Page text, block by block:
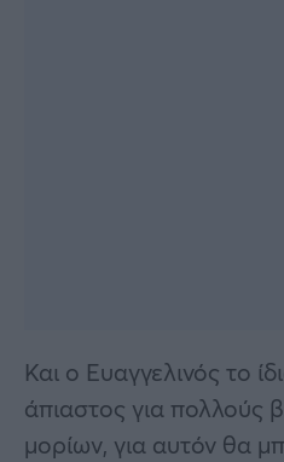
Και ο Ευαγγελινός το
άπιαστος για πολλούς
μορίων, για αυτόν θα